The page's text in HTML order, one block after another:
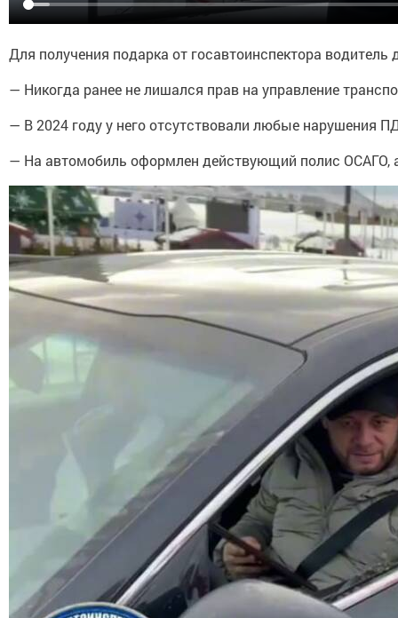
Для получения подарка от госавтоинспектора
— Никогда ранее не лишался прав на управление
— В 2024 году у него отсутствовали любые нарушения
— На автомобиль оформлен действующий полис ОСАГО,